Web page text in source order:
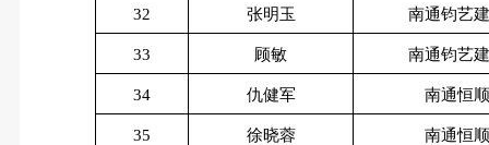
32 张明玉 南通钧艺
33 顾敏 南通钧艺
34 仇健军 南通恒
35 徐晓蓉 南通恒